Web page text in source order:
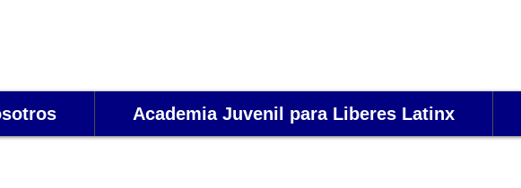
Academia Juvenil para Liberes Latinx